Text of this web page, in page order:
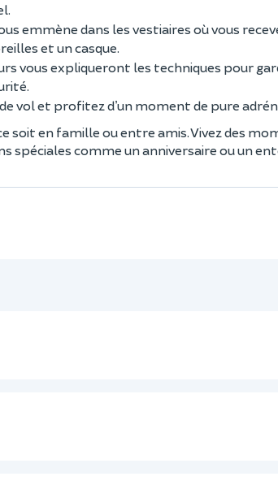
emmène dans les vestiaires où vous
et un casque.
vous expliqueront les techniques pour
vol et profitez d’un moment de pure
soit en famille ou entre amis. Vivez des
spéciales comme un anniversaire ou un